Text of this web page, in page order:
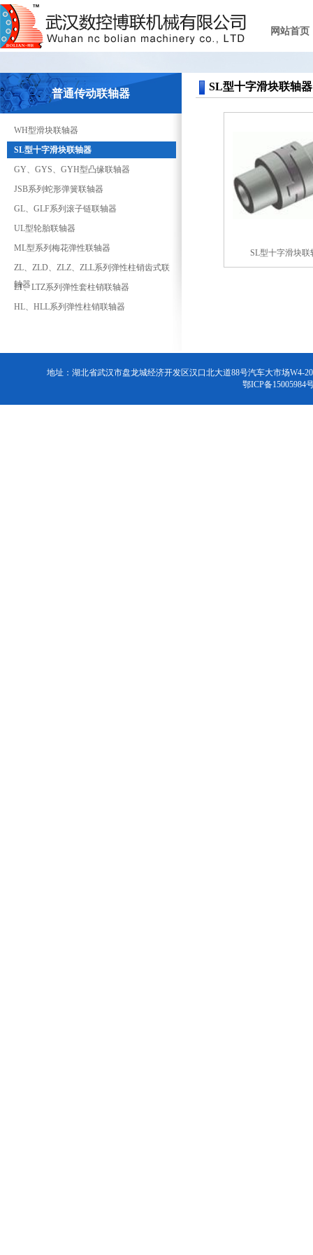
网站首页
普通传动联轴器
WH型滑块联轴器
SL型十字滑块联轴器
GY、GYS、GYH型凸缘联轴器
JSB系列蛇形弹簧联轴器
GL、GLF系列滚子链联轴器
UL型轮胎联轴器
ML型系列梅花弹性联轴器
ZL、ZLD、ZLZ、ZLL系列弹性柱销齿式联
轴器
LT、LTZ系列弹性套柱销联轴器
HL、HLL系列弹性柱销联轴器
SL型十字滑块联轴器
SL型十字滑块联
地址：湖北省武汉市盘龙城经济开发区汉口北大道88号汽车大市场W4-
鄂ICP备15005984